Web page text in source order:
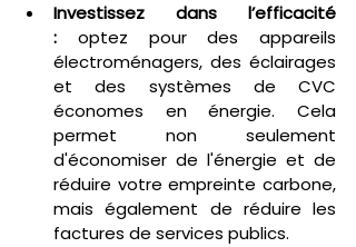
Investissez dans l’efficacité
: optez pour des appareils
électroménagers, des éclairages
et des systèmes de CVC
économes en énergie. Cela
permet non seulement
d'économiser de l'énergie et de
réduire votre empreinte carbone,
mais également de réduire les
factures de services publics.